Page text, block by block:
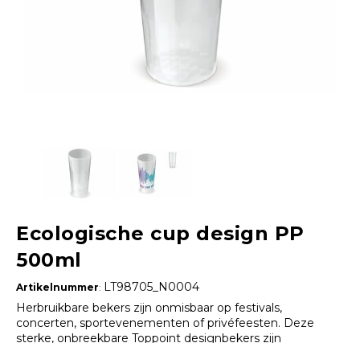
Ecologische cup design PP
500ml
Artikelnummer: LT98705_N0004
Herbruikbare bekers zijn onmisbaar op festivals,
concerten, sportevenementen of privéfeesten. Deze
sterke, onbreekbare Toppoint designbekers zijn